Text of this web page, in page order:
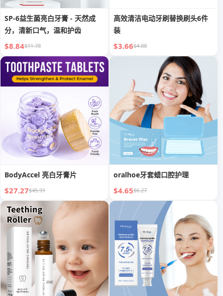
SP-6益生菌亮白牙膏 - 天然成
分，清新口气，温和护齿
$8.84$11.78
高效清洁电动牙刷替换刷头6件
装
$3.66$4.88
BodyAccel 亮白牙膏片
$27.27$45.91
oralhoe牙套蜡口腔护理
$4.65$6.27